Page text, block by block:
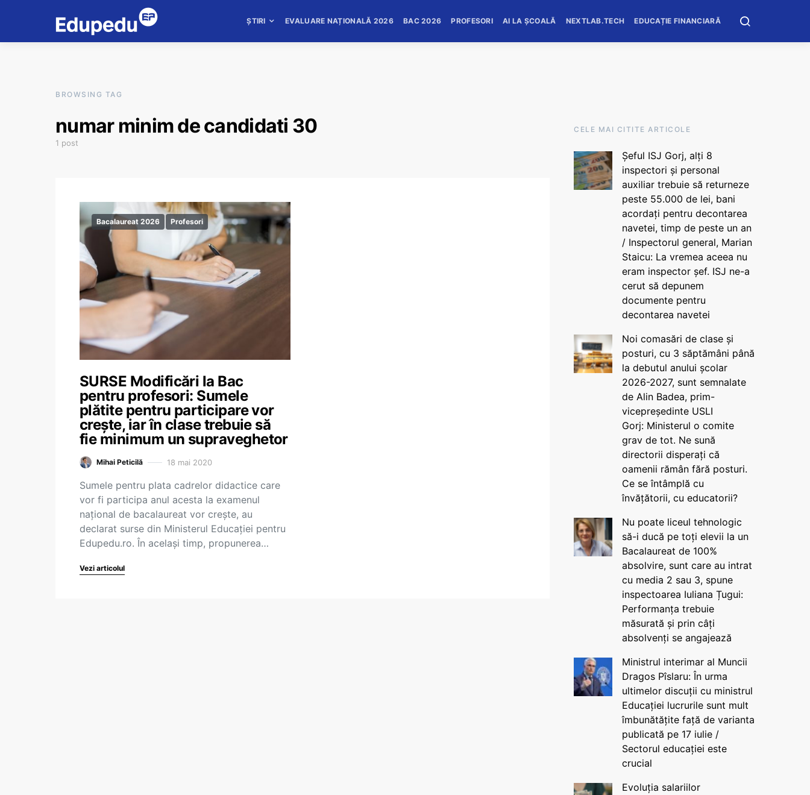
ȘTIRI EVALUARE NAȚIONALĂ 2026 BAC 2026 PROFESORI AI LA ȘCOALĂ NEXTLAB.TECH EDUCAȚIE FINANCIARĂ
BROWSING TAG
numar minim de candidati 30
1 post
Bacalaureat 2026 Profesori
SURSE Modificări la Bac
pentru profesori: Sumele
plătite pentru participare vor
crește, iar în clase trebuie să
fie minimum un supraveghetor
Mihai Peticilă 18 mai 2020
Sumele pentru plata cadrelor didactice care
vor fi participa anul acesta la examenul
național de bacalaureat vor crește, au
declarat surse din Ministerul Educației pentru
Edupedu.ro. În același timp, propunerea…
Vezi articolul
CELE MAI CITITE ARTICOLE
Șeful ISJ Gorj, alți 8
inspectori și personal
auxiliar trebuie să returneze
peste 55.000 de lei, bani
acordați pentru decontarea
navetei, timp de peste un an
/ Inspectorul general, Marian
Staicu: La vremea aceea nu
eram inspector șef. ISJ ne-a
cerut să depunem
documente pentru
decontarea navetei
Noi comasări de clase și
posturi, cu 3 săptămâni până
la debutul anului școlar
2026-2027, sunt semnalate
de Alin Badea, prim-
vicepreședinte USLI
Gorj: Ministerul o comite
grav de tot. Ne sună
directorii disperați că
oamenii rămân fără posturi.
Ce se întâmplă cu
învățătorii, cu educatorii?
Nu poate liceul tehnologic
să-i ducă pe toți elevii la un
Bacalaureat de 100%
absolvire, sunt care au intrat
cu media 2 sau 3, spune
inspectoarea Iuliana Țugui:
Performanța trebuie
măsurată și prin câți
absolvenți se angajează
Ministrul interimar al Muncii
Dragos Pîslaru: În urma
ultimelor discuții cu ministrul
Educației lucrurile sunt mult
îmbunătățite față de varianta
publicată pe 17 iulie /
Sectorul educației este
crucial
Evoluția salariilor